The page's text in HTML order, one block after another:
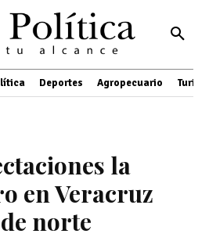
Deportes Agropecuario
la
en Veracruz
norte